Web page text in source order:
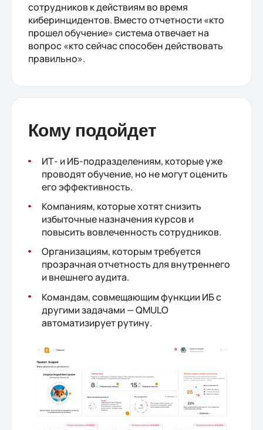
сотрудников к действиям во время
киберинцидентов. Вместо отчетности «кто
прошел обучение» система отвечает на
вопрос «кто сейчас способен действовать
правильно».
Кому подойдет
ИТ- и ИБ-подразделениям, которые уже
проводят обучение, но не могут оценить
его эффективность.
Компаниям, которые хотят снизить
избыточные назначения курсов и
повысить вовлеченность сотрудников.
Организациям, которым требуется
прозрачная отчетность для внутреннего
и внешнего аудита.
Командам, совмещающим функции ИБ с
другими задачами — QMULO
автоматизирует рутину.